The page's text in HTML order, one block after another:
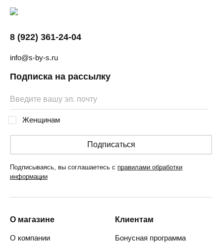
8 (922) 361-24-04
info@s-by-s.ru
Подписка на рассылку
Женщинам
Подписаться
Подписываясь, вы соглашаетесь с правилами обработки
информации
О магазине
О компании
Клиентам
Бонусная программа